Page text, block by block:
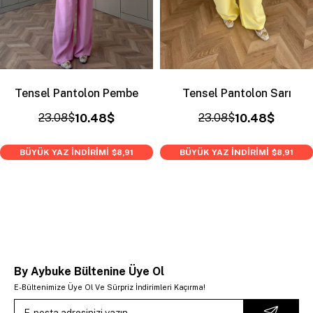
Tensel Pantolon Pembe
10.48$
23.08$
BÜYÜK YAZ İNDİRİMİ $8,91
Tensel Pantolon Sarı
10.48$
23.08$
BÜYÜK YAZ İNDİRİMİ $8,91
By Aybuke Bültenine Üye Ol
E-Bültenimize Üye Ol Ve Sürpriz İndirimleri Kaçırma!